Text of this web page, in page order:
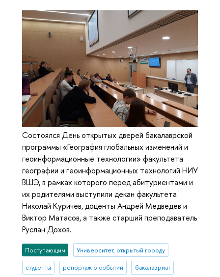
Состоялся День открытых дверей бакалаврской
программы «География глобальных изменений и
геоинформационные технологии» факультета
географии и геоинформационных технологий НИУ
ВШЭ, в рамках которого перед абитуриентами и
их родителями выступили декан факультета
Николай Куричев, доценты Андрей Медведев и
Виктор Матасов, а также старший преподаватель
Руслан Дохов.
Поступающим Университет, открытый городу
студенты репортаж о событии бакалавриат